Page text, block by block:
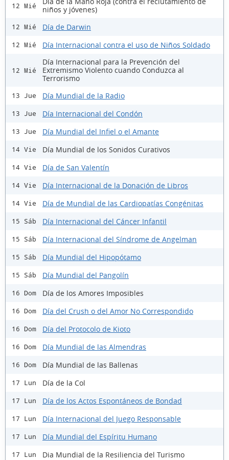
12 Mié
niños y jóvenes)
12 Mié Día de Darwin
12 Mié Día Internacional contra el uso de Niños Soldado
12 Mié
Día Internacional para la Prevención del
Extremismo Violento cuando Conduzca al
Terrorismo
13 Jue Día Mundial de la Radio
13 Jue Día Internacional del Condón
13 Jue Día Mundial del Infiel o el Amante
14 Vie Día Mundial de los Sonidos Curativos
14 Vie Día de San Valentín
14 Vie Día Internacional de la Donación de Libros
14 Vie Día de Mundial de las Cardiopatías Congénitas
15 Sáb Día Internacional del Cáncer Infantil
15 Sáb Día Internacional del Síndrome de Angelman
15 Sáb Día Mundial del Hipopótamo
15 Sáb Día Mundial del Pangolín
16 Dom Día de los Amores Imposibles
16 Dom Día del Crush o del Amor No Correspondido
16 Dom Día del Protocolo de Kioto
16 Dom Día Mundial de las Almendras
16 Dom Día Mundial de las Ballenas
17 Lun Día de la Col
17 Lun Día de los Actos Espontáneos de Bondad
17 Lun Día Internacional del Juego Responsable
17 Lun Día Mundial del Espíritu Humano
17 Lun Dia Mundial de la Resiliencia del Turismo